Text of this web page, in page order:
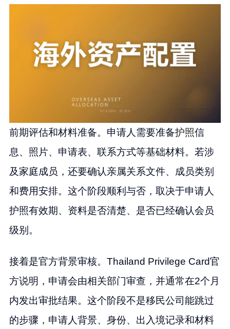
前期评估和材料准备。申请人需要准备护照信
息、照片、申请表、联系方式等基础材料。若涉
及家庭成员，还要确认亲属关系文件、成员类别
和费用安排。这个阶段顺利与否，取决于申请人
护照有效期、资料是否清楚、是否已经确认会员
级别。
接着是官方背景审核。Thailand Privilege Card官
方说明，申请会由相关部门审查，并通常在2个月
内发出审批结果。这个阶段不是移民公司能跳过
的步骤，申请人背景、身份、出入境记录和材料